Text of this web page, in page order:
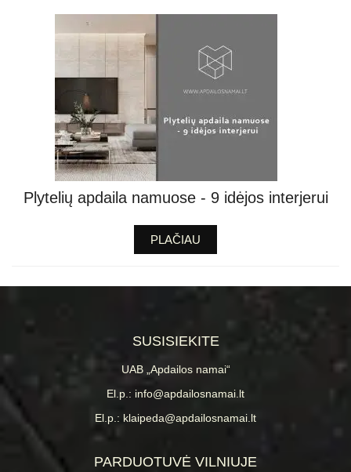
Plytelių apdaila namuose - 9 idėjos interjerui
PLAČIAU
SUSISIEKITE
UAB „Apdailos namai“
El.p.: info@apdailosnamai.lt
El.p.: klaipeda@apdailosnamai.lt
PARDUOTUVĖ VILNIUJE